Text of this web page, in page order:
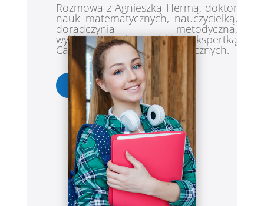
Rozmowa z Agnieszką Hermą, doktor
nauk matematycznych, nauczycielką,
doradczynią metodyczną,
wykładowcą akademickim, ekspertką
Casio ds. innowacji pedagogicznych.
PRZECZYTAJ